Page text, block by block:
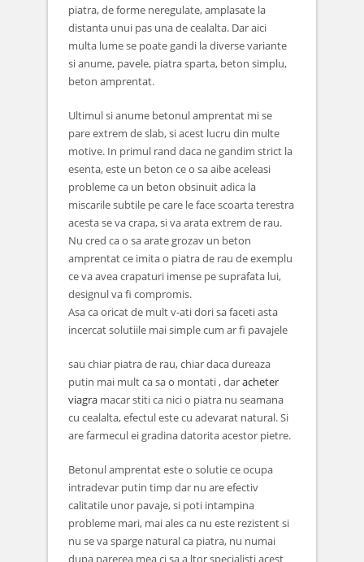
piatra, de forme neregulate, amplasate la
distanta unui pas una de cealalta. Dar aici
multa lume se poate gandi la diverse variante
si anume, pavele, piatra sparta, beton simplu,
beton amprentat.
Ultimul si anume betonul amprentat mi se
pare extrem de slab, si acest lucru din multe
motive. In primul rand daca ne gandim strict la
esenta, este un beton ce o sa aibe aceleasi
probleme ca un beton obsinuit adica la
miscarile subtile pe care le face scoarta terestra
acesta se va crapa, si va arata extrem de rau.
Nu cred ca o sa arate grozav un beton
amprentat ce imita o piatra de rau de exemplu
ce va avea crapaturi imense pe suprafata lui,
designul va fi compromis.
Asa ca oricat de mult v-ati dori sa faceti asta
incercat solutiile mai simple cum ar fi pavajele
sau chiar piatra de rau, chiar daca dureaza
putin mai mult ca sa o montati , daracheter
viagra macar stiti ca nici o piatra nu seamana
cu cealalta, efectul este cu adevarat natural. Si
are farmecul ei gradina datorita acestor pietre.
Betonul amprentat este o solutie ce ocupa
intradevar putin timp dar nu are efectiv
calitatile unor pavaje, si poti intampina
probleme mari, mai ales ca nu este rezistent si
nu se va sparge natural ca piatra, nu numai
dupa parerea mea ci sa a ltor specialisti acest